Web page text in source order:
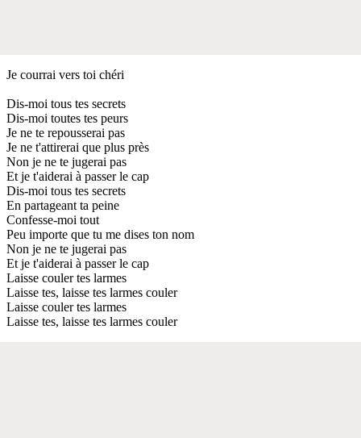
Je courrai vers toi chéri
Dis-moi tous tes secrets
Dis-moi toutes tes peurs
Je ne te repousserai pas
Je ne t'attirerai que plus près
Non je ne te jugerai pas
Et je t'aiderai à passer le cap
Dis-moi tous tes secrets
En partageant ta peine
Confesse-moi tout
Peu importe que tu me dises ton nom
Non je ne te jugerai pas
Et je t'aiderai à passer le cap
Laisse couler tes larmes
Laisse tes, laisse tes larmes couler
Laisse couler tes larmes
Laisse tes, laisse tes larmes couler